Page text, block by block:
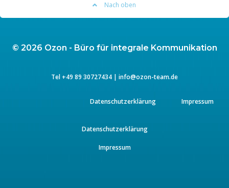
Nach oben
© 2026 Ozon - Büro für integrale Kommunikation
Tel +49 89 30727434 | info@ozon-team.de
Datenschutzerklärung Impressum
Datenschutzerklärung
Impressum